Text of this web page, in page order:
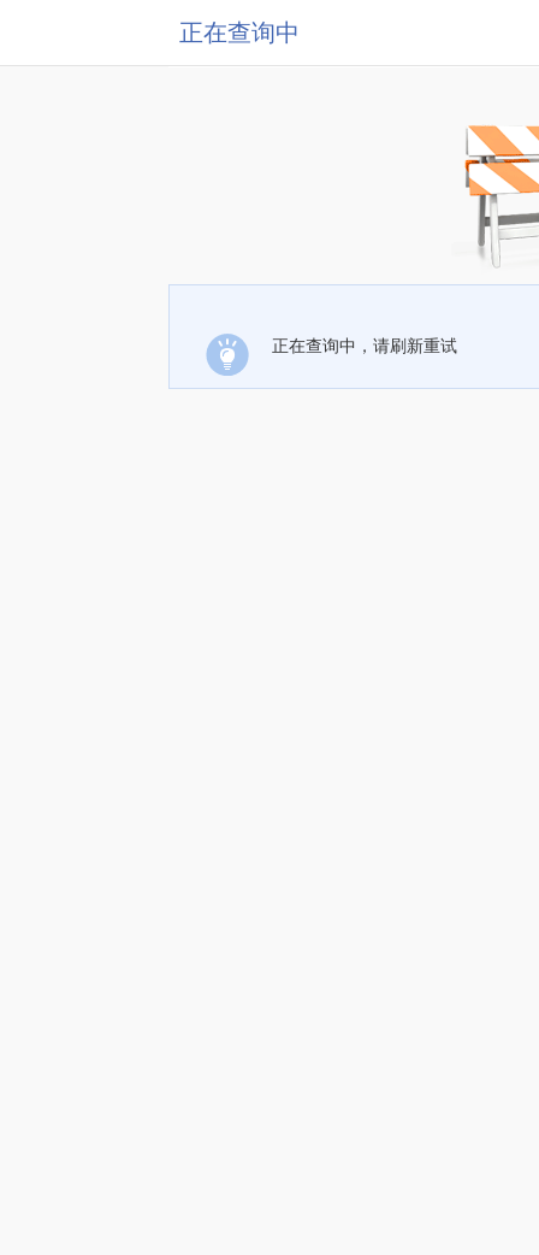
正在查询中
正在查询中，请刷新重试